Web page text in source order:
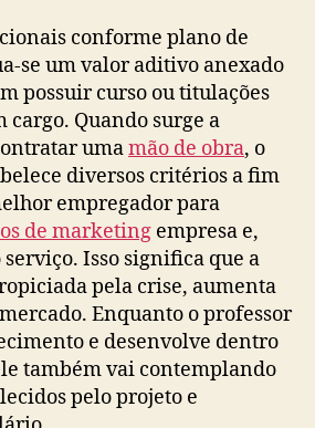
conforme plano de
se um valor aditivo anexado
possuir curso ou titulações
cargo. Quando surge a
umamão de obra, o
diversos critérios a fim
empregador para
de marketing empresa e,
Isso significa que a
pela crise, aumenta
Enquanto o professor
e desenvolve dentro
também vai contemplando
pelo projeto e